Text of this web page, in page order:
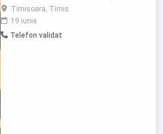
noastre în diverse roluri esențiale pentru
proiectele de lucrări stradale. Căutăm
persoane calificate și experimentate
pentru pozițiile de Mecanic Utilaje, Șofer
Timisoara, Timis
19 iunie
Telefon validat